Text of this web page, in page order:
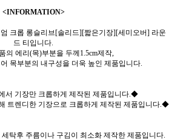
<INFORMATION>
크롭 롱슬리브[솔리드][짧은기장][세미오버] 라운
드 티입니다.
의 에리(목)부분을 두께1.5cm제작,
목부분의 내구성을 더욱 높인 제품입니다.
서 기장만 크롭하게 제작된 제품입니다.◆
트렌디한 기장으로 크롭하게 제작된 제품입니다.◆
탁후 주름이나 구김이 최소화 제작한 제품입니다.